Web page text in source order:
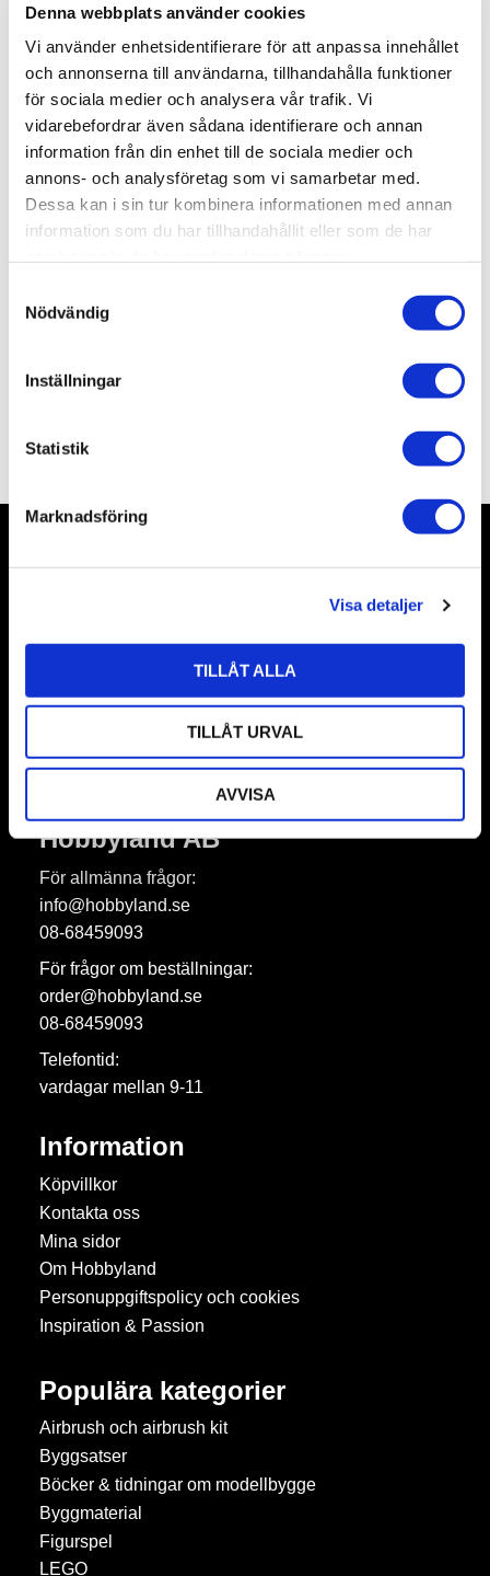
Denna webbplats använder cookies
Vi använder enhetsidentifierare för att anpassa innehållet
och annonserna till användarna, tillhandahålla funktioner
för sociala medier och analysera vår trafik. Vi
vidarebefordrar även sådana identifierare och annan
information från din enhet till de sociala medier och
annons- och analysföretag som vi samarbetar med.
Dessa kan i sin tur kombinera informationen med annan
information som du har tillhandahållit eller som de har
s
Nödvändig
Inställningar
Statistik
Marknadsföring
Visa detaljer
TILLÅT ALLA
TILLÅT URVAL
AVVISA
Lägg till i favoriter
Lagerstatus
Slutsåld
Artikelnr
TAK2123
Leveranstid
Okänd leveranstid
Omdömen
Dina personuppgifter behandlas i enlighet med vår
Hobbyland AB
För allmänna frågor:
info@hobbyland.se
08-68459093
För frågor om beställningar:
order@hobbyland.se
08-68459093
Telefontid:
vardagar mellan 9-11
Information
Köpvillkor
Kontakta oss
Mina sidor
Om Hobbyland
Personuppgiftspolicy och cookies
Inspiration & Passion
Populära kategorier
Airbrush och airbrush kit
Byggsatser
Böcker & tidningar om modellbygge
Byggmaterial
Figurspel
LEGO